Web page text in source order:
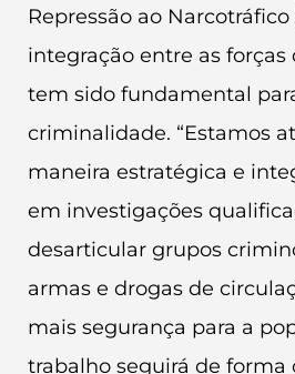
Repressão ao Narcotráfico
integração entre as forças
tem sido fundamental
criminalidade. “Estamos
maneira estratégica e
em investigações
desarticular grupos
armas e drogas de
mais segurança para a
trabalho seguirá de forma